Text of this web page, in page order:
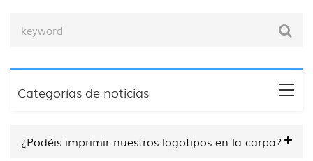
Categorías de noticias
¿Podéis imprimir nuestros logotipos en la carpa?